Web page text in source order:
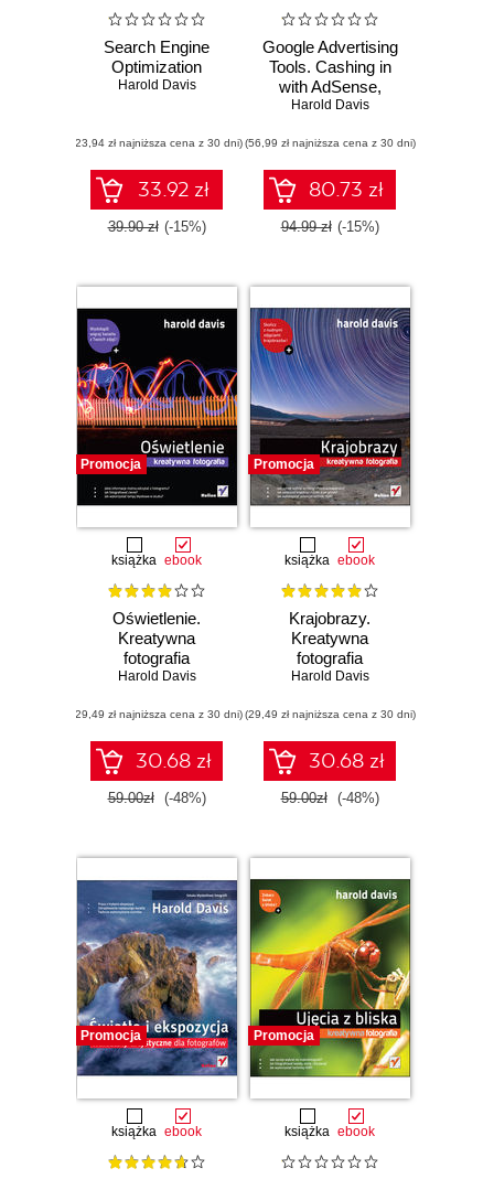
Search Engine
Optimization
Harold Davis
(23,94 zł najniższa cena z 30 dni)
33.92 zł
39.90 zł (-15%)
Google Advertising
Tools. Cashing in
with AdSense,
AdWords, and the
Harold Davis
(56,99 zł najniższa cena z 30 dni)
80.73 zł
94.99 zł (-15%)
Promocja
książka ebook
Oświetlenie.
Kreatywna
fotografia
Harold Davis
(29,49 zł najniższa cena z 30 dni)
30.68 zł
59.00zł (-48%)
Promocja
książka ebook
Krajobrazy.
Kreatywna
fotografia
Harold Davis
(29,49 zł najniższa cena z 30 dni)
30.68 zł
59.00zł (-48%)
Promocja
książka ebook
Promocja
książka ebook